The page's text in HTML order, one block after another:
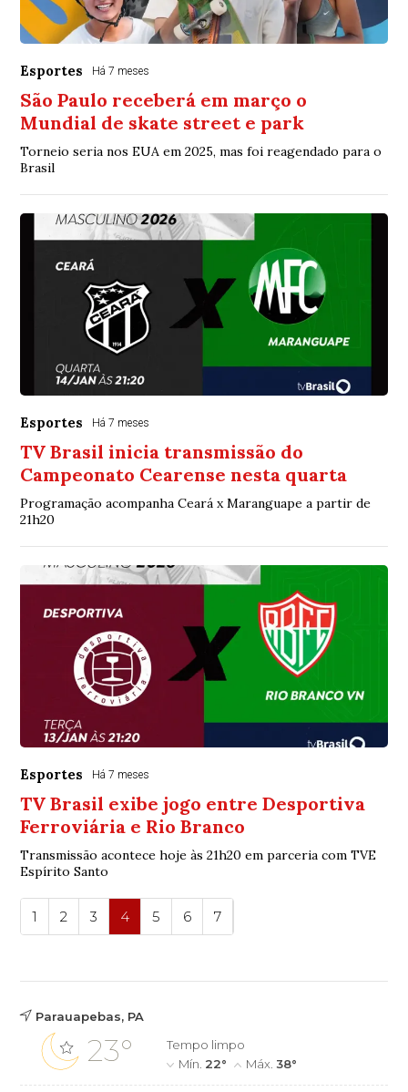
Esportes Há 7 meses
São Paulo receberá em março o
Mundial de skate street e park
Torneio seria nos EUA em 2025, mas foi reagendado para o
Brasil
Esportes Há 7 meses
TV Brasil inicia transmissão do
Campeonato Cearense nesta quarta
Programação acompanha Ceará x Maranguape a partir de
21h20
Esportes Há 7 meses
TV Brasil exibe jogo entre Desportiva
Ferroviária e Rio Branco
Transmissão acontece hoje às 21h20 em parceria com TVE
Espírito Santo
1 2 3 4 5 6 7
Parauapebas, PA
23°
Tempo limpo
Mín. 22° Máx.38°